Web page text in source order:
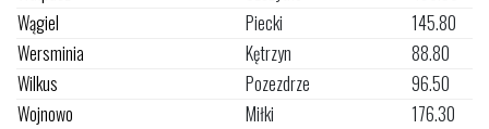
Wągiel
Piecki
145.80
Wersminia
Kętrzyn
88.80
Wilkus
Pozezdrze
96.50
Wojnowo
Miłki 176.30